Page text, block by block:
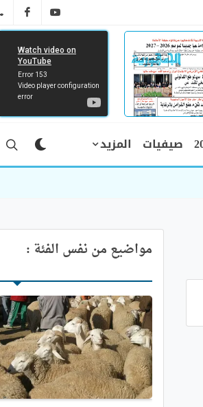
YT
FB
صيفيات المزيد
مواضيع من نفس الفئة :